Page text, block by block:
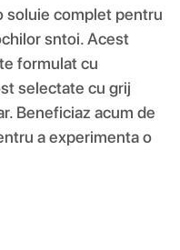
soluie complet pentru
sntoi. Acest
formulat cu
selectate cu grij
Beneficiaz acum de
a experimenta o